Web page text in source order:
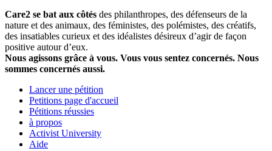
Care2 se bat aux côtés des philanthropes, des défenseurs de la
nature et des animaux, des féministes, des polémistes, des créatifs,
des insatiables curieux et des idéalistes désireux d’agir de façon
positive autour d’eux.
Nous agissons grâce à vous. Vous vous sentez concernés. Nous
sommes concernés aussi.
Lancer une pétition
Petitions page d'accueil
Pétitions réussies
à propos
Activist University
Aide